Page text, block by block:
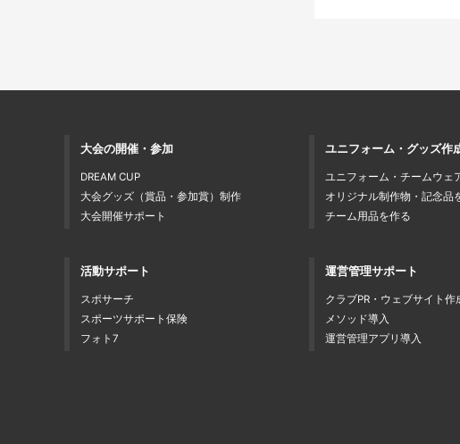
大会の開催・参加
DREAM CUP
大会グッズ（賞品・参加賞）制作
大会開催サポート
ユニフォーム・グッズ作
ユニフォーム・チームウェ
オリジナル制作物・記念品
チーム用品を作る
活動サポート
スポサーチ
スポーツサポート保険
フォト7
運営管理サポート
クラブPR・ウェブサイト作
メソッド導入
運営管理アプリ導入